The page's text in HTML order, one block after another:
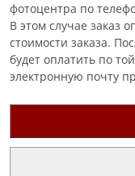
фотоцентра по
В этом случае заказ
стоимости заказа.
будет оплатить по
электронную почту